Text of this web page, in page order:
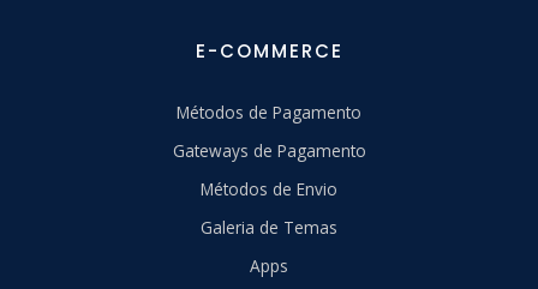
E-COMMERCE
Métodos de Pagamento
Gateways de Pagamento
Métodos de Envio
Galeria de Temas
Apps